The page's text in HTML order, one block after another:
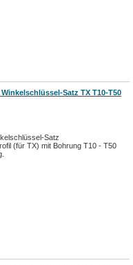
Winkelschlüssel-Satz TX T10-T50
Satz
(für TX) mit Bohrung T10 - T50